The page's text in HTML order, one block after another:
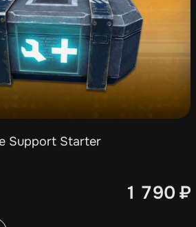
Support Starter
1 790 ₽